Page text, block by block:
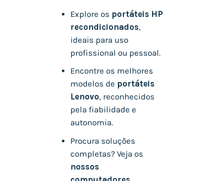
Explore os portáteis HP
recondicionados,
ideais para uso
profissional ou pessoal.
Encontre os melhores
modelos de portáteis
Lenovo, reconhecidos
pela fiabilidade e
autonomia.
Procura soluções
completas? Veja os
nossos